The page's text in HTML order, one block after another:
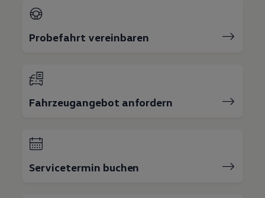
Probefahrt vereinbaren
Fahrzeugangebot anfordern
Servicetermin buchen